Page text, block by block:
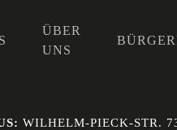
ÜBER
UNS
WILHELM-PIECK-STR.